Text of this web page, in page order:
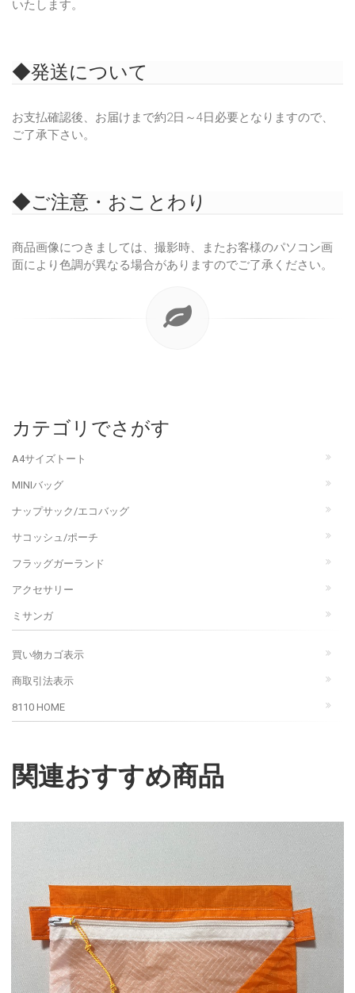
いたします。
◆発送について
お支払確認後、お届けまで約2日～4日必要となりますので、
ご了承下さい。
◆ご注意・おことわり
商品画像につきましては、撮影時、またお客様のパソコン画
面により色調が異なる場合がありますのでご了承ください。
カテゴリでさがす
A4サイズトート
MINIバッグ
ナップサック/エコバッグ
サコッシュ/ポーチ
フラッグガーランド
アクセサリー
ミサンガ
買い物カゴ表示
商取引法表示
8110 HOME
関連おすすめ商品